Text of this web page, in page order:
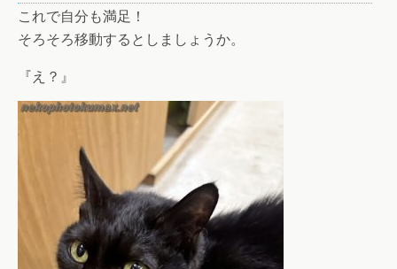
これで自分も満足！
そろそろ移動するとしましょうか。
『え？』